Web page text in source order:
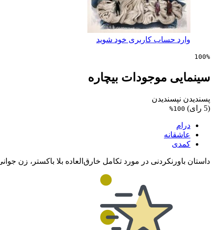
وارد حساب کاربری خود شوید
100%
سینمایی موجودات بیچاره
پسندیدن نپسندیدن
(5 رای)
100%
درام
عاشقانه
کمدی
داستان باورنکردنی در مورد تکامل خارق‌العاده بلا باکستر، زن